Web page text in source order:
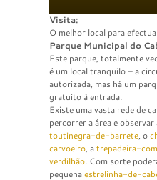
Visita:
O melhor local para
Parque Municipal do
Este parque, totalmente
é um local tranquilo – a
autorizada, mas há um
gratuito à entrada.
Existe uma vasta rede de
percorrer a área e
toutinegra-de-barrete, o
carvoeiro, atrepadeira-
verdilhão. Com sorte
pequenaestrelinha-de-